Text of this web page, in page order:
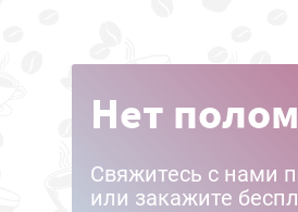
Нет
Свяжитесь с нами
или закажите